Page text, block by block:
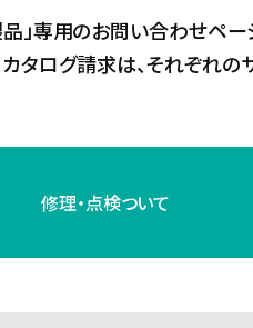
品」専用のお問い合わせペー
タログ請求は、それぞれの
修理・点検ついて